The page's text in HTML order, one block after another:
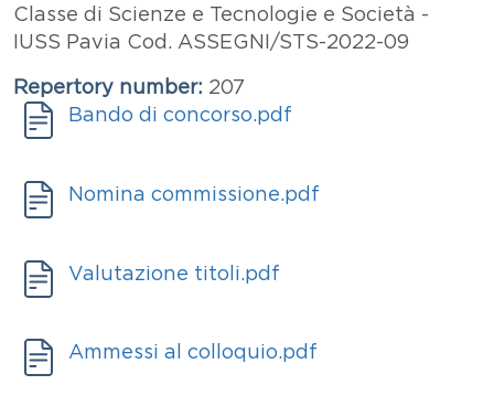
Classe di Scienze e Tecnologie e Società -
IUSS Pavia Cod. ASSEGNI/STS-2022-09
Repertory number 207
Documenti
Allegati
DocumentBando di concorso.pdf
Allegati
DocumentNomina commissione.pdf
Allegati
DocumentValutazione titoli.pdf
Allegati
DocumentAmmessi al colloquio.pdf